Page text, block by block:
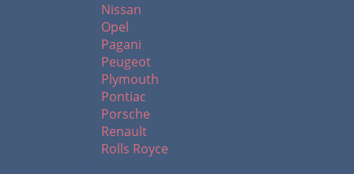
Nissan
Opel
Pagani
Peugeot
Plymouth
Pontiac
Porsche
Renault
Rolls Royce